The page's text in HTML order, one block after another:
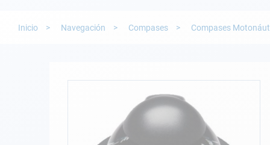
Electricidad
Inicio Navegación Compases Compases